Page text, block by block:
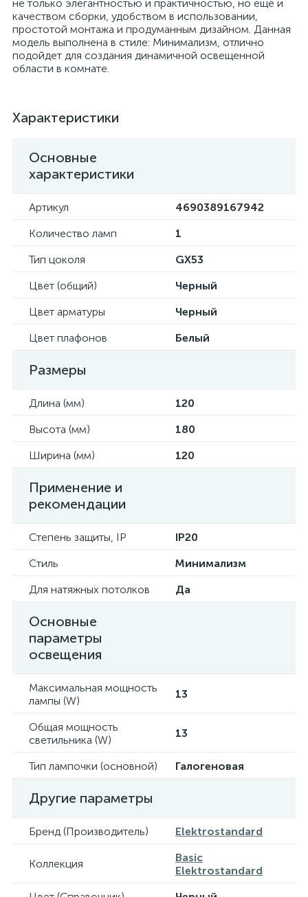
не только элегантностью и практичностью, но еще и
качеством сборки, удобством в использовании,
простотой монтажа и продуманным дизайном. Данная
модель выполнена в стиле: Минимализм, отлично
подойдет для создания динамичной освещенной
области в комнате.
Характеристики
Основные
характеристики
Артикул
4690389167942
Количество ламп
1
Тип цоколя
GX53
Цвет (общий)
Черный
Цвет арматуры
Черный
Цвет плафонов
Белый
Размеры
Длина (мм)
120
Высота (мм)
180
Ширина (мм)
120
Применение и
рекомендации
Степень защиты, IP
IP20
Стиль
Минимализм
Для натяжных потолков
Да
Основные
параметры
освещения
Максимальная мощность
лампы (W)
13
Общая мощность
светильника (W)
13
Тип лампочки (основной) Галогеновая
Другие параметры
Бренд (Производитель) Elektrostandard
Коллекция
Basic
Elektrostandard